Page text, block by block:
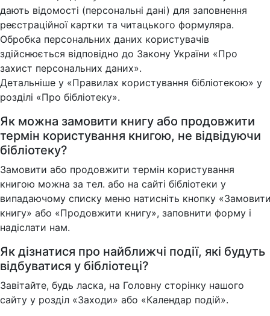
дають відомості (персональні дані) для заповнення
реєстраційної картки та читацького формуляра.
Обробка персональних даних користувачів
здійснюється відповідно до Закону України «Про
захист персональних даних».
Детальніше у «Правилах користування бібліотекою» у
розділі «Про бібліотеку».
Як можна замовити книгу або продовжити
термін користування книгою, не відвідуючи
бібліотеку?
Замовити або продовжити термін користування
книгою можна за тел. або на сайті бібліотеки у
випадаючому списку меню натисніть кнопку
книгу» або «Продовжити книгу», заповнити форму і
надіслати нам.
Як дізнатися про найближчі події, які будуть
відбуватися у бібліотеці?
Завітайте, будь ласка, на Головну сторінку нашого
сайту у розділ «Заходи» або «Календар подій».